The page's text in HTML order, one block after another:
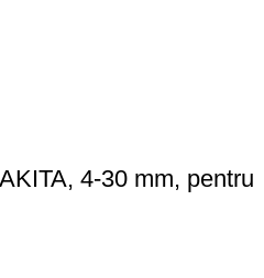
4-30 mm, pentru